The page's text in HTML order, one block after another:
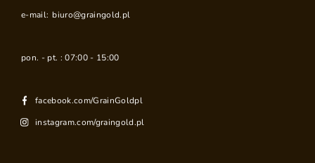
e-mail: biuro@graingold.pl
pon. - pt. : 07:00 - 15:00
facebook.com/GrainGoldpl
instagram.com/graingold.pl